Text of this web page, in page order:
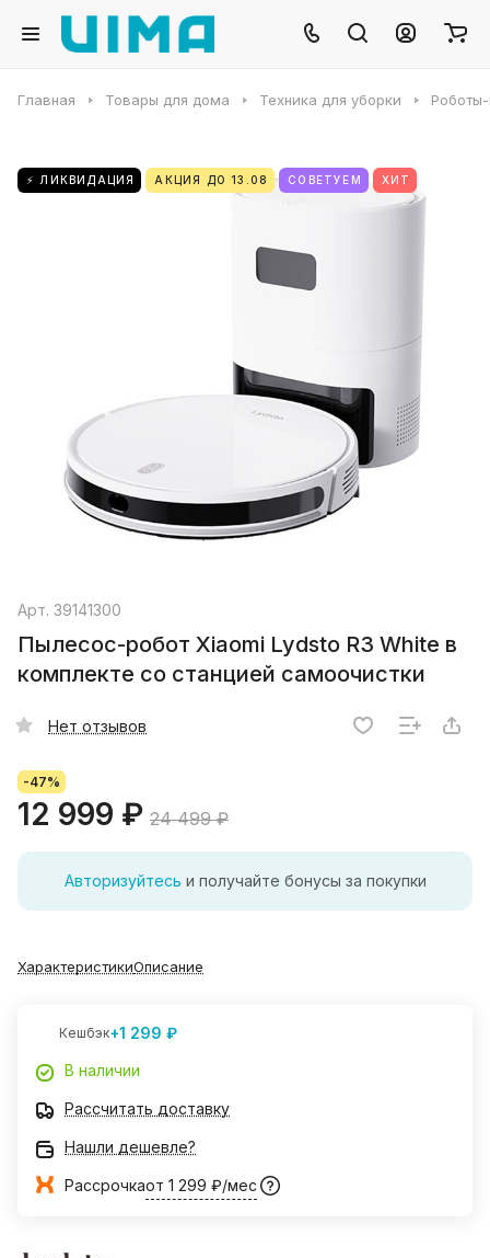
Главная Товары для дома Техника для уборки
⚡ ЛИКВИДАЦИЯ АКЦИЯ ДО 13.08 СОВЕТУЕМ ХИТ
Арт. 39141300
Пылесос-робот Xiaomi Lydsto R3 White в
комплекте со станцией самоочистки
Нет отзывов
-47%
12 999 ₽ 24 499 ₽
Авторизуйтесь и получайте бонусы за покупки
ХарактеристикиОписание
Кешбэк+1 299 ₽
В наличии
Рассчитать доставку
Нашли дешевле?
Рассрочкаот 1 299 ₽/мес